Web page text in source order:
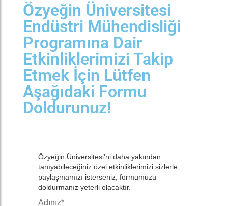
Özyeğin Üniversitesi
Endüstri Mühendisliği
Programına Dair
Etkinliklerimizi Takip
Etmek İçin Lütfen
Aşağıdaki Formu
Doldurunuz!